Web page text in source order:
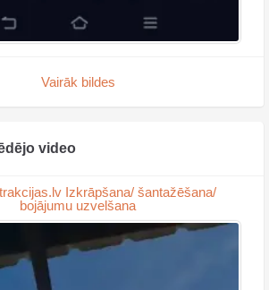
Vairāk bildes
video
Izkrāpšana/ šantažēšana/
bojājumu uzvelšana